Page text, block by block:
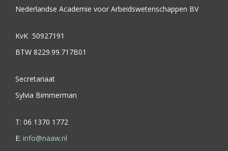
Nederlandse Academie voor Arbeidswetenschappen BV
KvK 50927191
BTW 8229.99.717B01
Secretariaat
Sylvia Bimmerman
T: 06 1370 1772
E: info@naaw.nl